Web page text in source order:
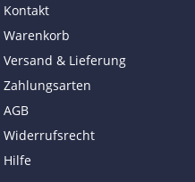
Kontakt
Warenkorb
Versand & Lieferung
Zahlungsarten
AGB
Widerrufsrecht
Hilfe